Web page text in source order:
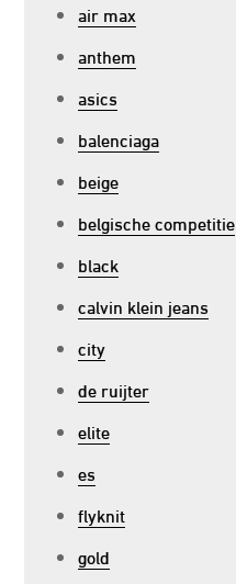
air max
anthem
asics
balenciaga
beige
belgische competitie
black
calvin klein jeans
city
de ruijter
elite
es
flyknit
gold